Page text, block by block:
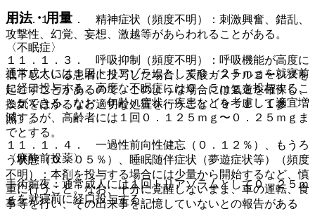
１１．１．２． 精神症状（頻度不明）：刺激興奮、錯乱、
攻撃性、幻覚、妄想、激越等があらわれることがある。
１１．１．３． 呼吸抑制（頻度不明）：呼吸機能が高度に
低下している患者に投与した場合、炭酸ガスナルコーシスを
起こすことがあるので、このような場合には気道を確保し、
換気をはかるなど適切な処置を行うこと〔９．１．１参
照〕。
１１．１．４． 一過性前向性健忘（０．１２％）、もうろ
う状態（０．０５％）、睡眠随伴症状（夢遊症状等）（頻度
不明）：本剤を投与する場合には少量から開始するなど、慎
重に行うこと。なお、十分に覚醒しないまま、車の運転、食
事等を行い、その出来事を記憶していないとの報告がある
用法・用量
〈不眠症〉
通常成人には１回トリアゾラムとして０．２５ｍｇを就寝前
に経口投与する。高度な不眠症には０．５ｍｇを投与するこ
とができる。なお、年齢・症状・疾患などを考慮して適宜増
減するが、高齢者には１回０．１２５ｍｇ〜０．２５ｍｇま
でとする。
〈麻酔前投薬〉
手術前夜：通常成人には１回トリアゾラムとして０．２５ｍ
ｇを就寝前に経口投与する。